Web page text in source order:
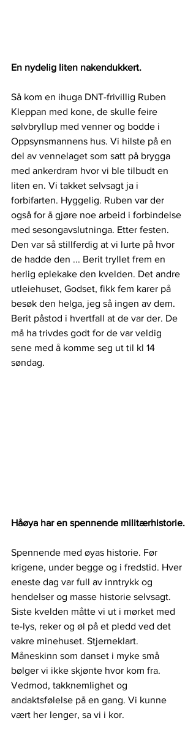
En nydelig liten nakendukkert.
Så kom en ihuga DNT-frivillig Ruben
Kleppan med kone, de skulle feire
sølvbryllup med venner og bodde i
Oppsynsmannens hus. Vi hilste på en
del av vennelaget som satt på brygga
med ankerdram hvor vi ble tilbudt en
liten en. Vi takket selvsagt ja i
forbifarten. Hyggelig. Ruben var der
også for å gjøre noe arbeid i forbindelse
med sesongavslutninga. Etter festen.
Den var så stillferdig at vi lurte på hvor
de hadde den ... Berit tryllet frem en
herlig eplekake den kvelden. Det andre
utleiehuset, Godset, fikk fem karer på
besøk den helga, jeg så ingen av dem.
Berit påstod i hvertfall at de var der. De
må ha trivdes godt for de var veldig
sene med å komme seg ut til kl 14
søndag.
Håøya har en spennende militærhistorie.
Spennende med øyas historie. Før
krigene, under begge og i fredstid. Hver
eneste dag var full av inntrykk og
hendelser og masse historie selvsagt.
Siste kvelden måtte vi ut i mørket med
te-lys, reker og øl på et pledd ved det
vakre minehuset. Stjerneklart.
Måneskinn som danset i myke små
bølger vi ikke skjønte hvor kom fra.
Vedmod, takknemlighet og
andaktsfølelse på en gang. Vi kunne
vært her lenger, sa vi i kor.